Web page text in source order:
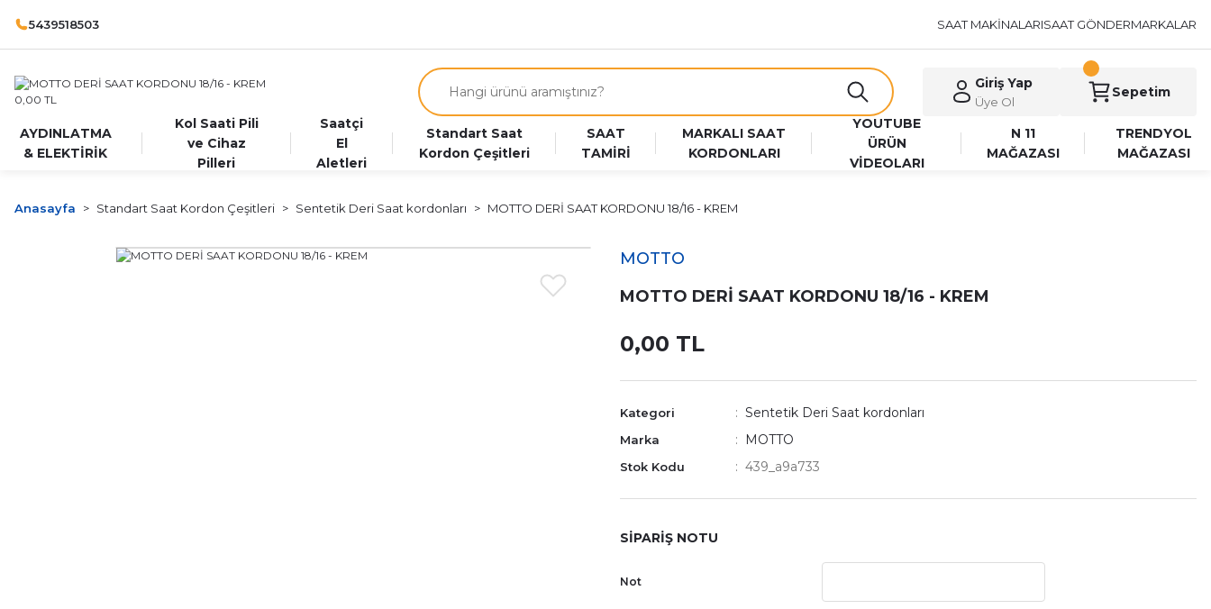
5439518503 SAAT MAKİNALARISAAT GÖNDERMARKALAR
Giriş Yap
Üye Ol
Sepetim
AYDINLATMA
& ELEKTİRİK
Kol Saati Pili
ve Cihaz
Pilleri
Saatçi
El
Aletleri
Standart Saat
Kordon Çeşitleri
SAAT
TAMİRİ
MARKALI SAAT
KORDONLARI
YOUTUBE
ÜRÜN
VİDEOLARI
N 11
MAĞAZASI
TRENDYOL
MAĞAZASI
Anasayfa Standart Saat Kordon Çeşitleri Sentetik Deri Saat kordonları MOTTO DERİ SAAT KORDONU 18/16 - KREM
MOTTO
MOTTO DERİ SAAT KORDONU 18/16 - KREM
0,00 TL
Kategori Sentetik Deri Saat kordonları
Marka MOTTO
Stok Kodu 439_a9a733
SİPARİŞ NOTU
Not